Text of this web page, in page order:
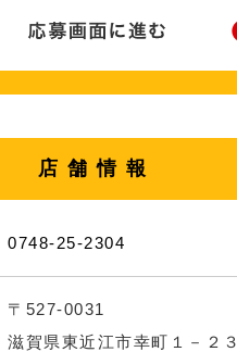
店舗情報
0748-25-2304
〒527-0031
滋賀県東近江市幸町１－２３